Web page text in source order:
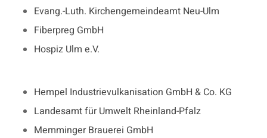
Evang.-Luth. Kirchengemeindeamt Neu-Ulm
Fiberpreg GmbH
Hospiz Ulm e.V.
Hempel Industrievulkanisation GmbH & Co. KG
Landesamt für Umwelt Rheinland-Pfalz
Memminger Brauerei GmbH